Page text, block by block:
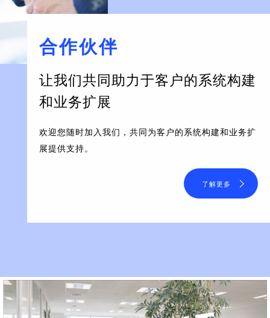
合作伙伴
让我们共同助力于客户的系统构建
和业务扩展
欢迎您随时加入我们，共同为客户的系统构建和业务扩
展提供支持。
了解更多